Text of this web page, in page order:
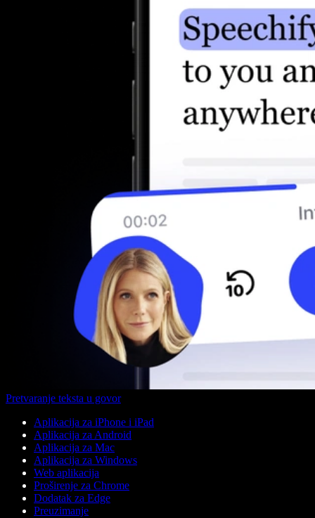
Pretvaranje teksta u govor
Aplikacija za iPhone i iPad
Aplikacija za Android
Aplikacija za Mac
Aplikacija za Windows
Web aplikacija
Proširenje za Chrome
Dodatak za Edge
Preuzimanje